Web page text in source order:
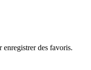
des favoris.